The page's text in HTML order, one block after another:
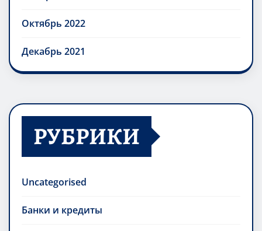
Октябрь 2022
Декабрь 2021
РУБРИКИ
Uncategorised
Банки и кредиты